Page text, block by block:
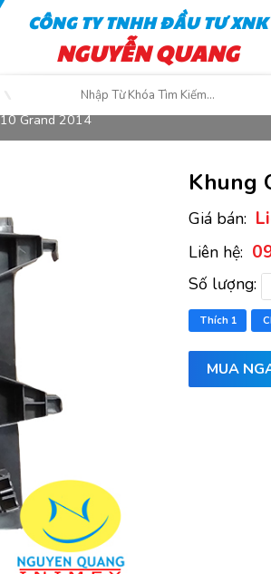
CÔNG TY TNHH ĐẦU TƯ XNK
NGUYỄN QUANG
Grand 2014
Khung
Giá bán:
Liên hệ:
Số lượng:
Thích 1
MUA